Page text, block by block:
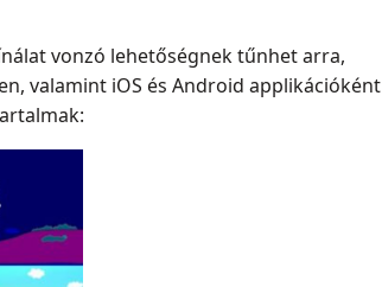
vonzó lehetőségnek tűnhet arra,
valamint iOS és Android applikációként